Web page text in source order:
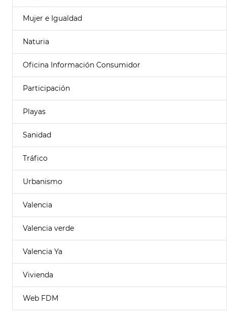
Mujer e Igualdad
Naturia
Oficina Información Consumidor
Participación
Playas
Sanidad
Tráfico
Urbanismo
Valencia
Valencia verde
Valencia Ya
Vivienda
Web FDM